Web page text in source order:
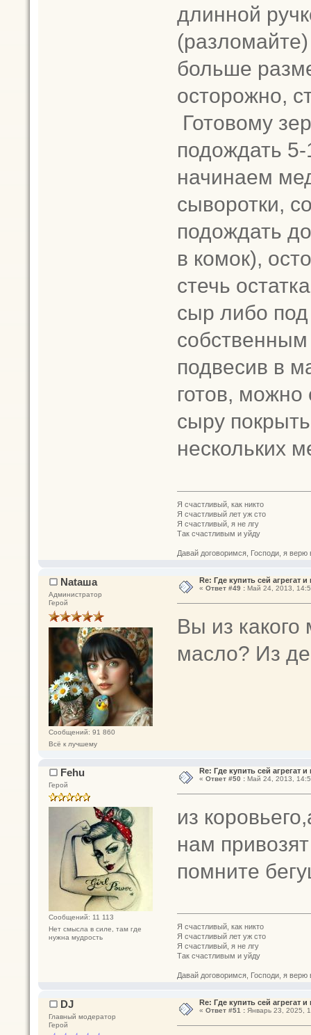
длинной
(разломайте)
больше
осторожно,
Готовому
подождать
начинаем
сыворотки,
подождать
в комок),
стечь
сыр либо
подвесив в
готов,
сыру
нескольких
Я счастливый, как никто
Я счастливый лет уж сто
Я счастливый, я не лгу
Так счастливым и уйду
Давай договоримся, Господи, я
Nataшa
Администратор
Герой
Сообщений: 91 860
Всё к лучшему
Re: Где купить сей агрегат
« Ответ #49 :Май 24, 2013,
Вы из какого
масло? Из
Fehu
Герой
Сообщений: 11 113
Нет смысла в силе, там где
нужна мудрость
Re: Где купить сей агрегат
« Ответ #50 :Май 24, 2013,
из
нам
помните
Я счастливый, как никто
Я счастливый лет уж сто
Я счастливый, я не лгу
Так счастливым и уйду
Давай договоримся, Господи, я
DJ
Главный модератор
Герой
Re: Где купить сей агрегат
« Ответ #51 :Январь 23, 2025,